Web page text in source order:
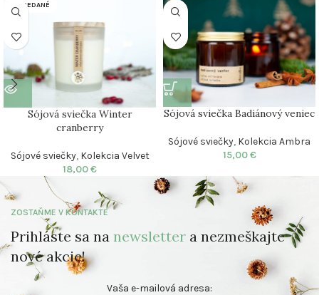
VYPREDANÉ
Sójová sviečka Winter
cranberry
Sójové sviečky, Kolekcia Velvet
18,00€
Sójová sviečka Badiánový veniec
Sójové sviečky, Kolekcia Ambra
15,00€
ZOSTAŇME V KONTAKTE
Prihláste sa na newsletter a nezmeškajte
nové akcie!
Vaša e-mailová adresa: